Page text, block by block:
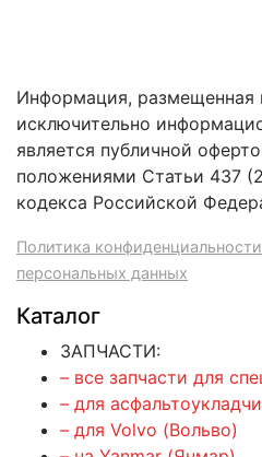
Информация, размещенная
исключительно
является публичной
положениями Статьи 437
кодекса Российской
Политика
персональных данных
Каталог
ЗАПЧАСТИ:
– все запчасти для
– для
– для Volvo (Вольво)